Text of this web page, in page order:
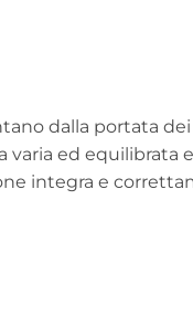
dalla portata
ed equilibrata
integra e